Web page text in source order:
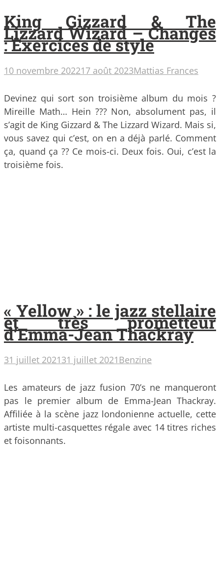
King Gizzard & The
Lizzard Wizard – Changes
: Exercices de style
10 novembre 202217 août 2023Mattias Frances
Devinez qui sort son troisième album du mois ?
Mireille Math… Hein ??? Non, absolument pas, il
s’agit de King Gizzard & The Lizzard Wizard. Mais si,
vous savez qui c’est, on en a déjà parlé. Comment
ça, quand ça ?? Ce mois-ci. Deux fois. Oui, c’est la
troisième fois.
« Yellow » : le jazz stellaire
et très prometteur
d’Emma-Jean Thackray
31 juillet 202131 juillet 2021 Benzine
Les amateurs de jazz fusion 70’s ne manqueront
pas le premier album de Emma-Jean Thackray.
Affiliée à la scène jazz londonienne actuelle, cette
artiste multi-casquettes régale avec 14 titres riches
et foisonnants.